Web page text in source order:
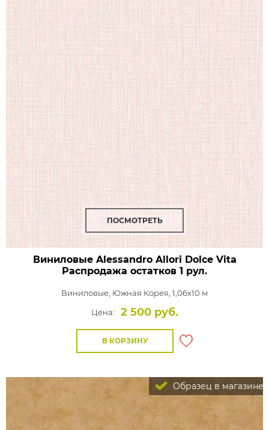
ПОСМОТРЕТЬ
Виниловые Alessandro Allori Dolce Vita
Распродажа остатков 1 рул.
Виниловые, Южная Корея, 1,06x10 м
Цена:
2 500 руб.
В КОРЗИНУ
Образец в магазине